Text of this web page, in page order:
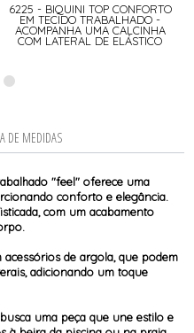
6225 - BIQUINI TOP CONFORTO
EM TECIDO TRABALHADO -
ACOMPANHA UMA CALCINHA
COM LATERAL DE ELÁSTICO
DE MEDIDAS
"feel" oferece uma
conforto e elegância.
com um acabamento
de argola, que podem
adicionando um toque
uma peça que une estilo e